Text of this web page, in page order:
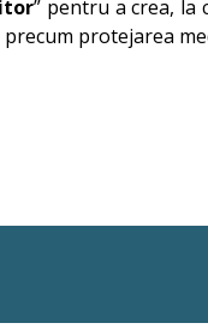
” pentru a crea, la
protejarea